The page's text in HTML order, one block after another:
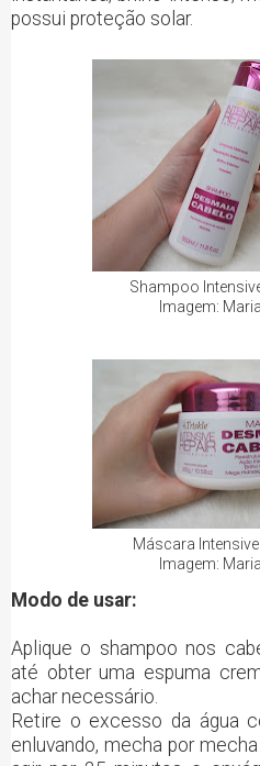
possui proteção solar.
Shampoo
Imagem:
Máscara
Imagem:
Modo de usar:
Aplique o shampoo nos
até obter uma espuma
achar necessário.
Retire o excesso da água
enluvando, mecha por